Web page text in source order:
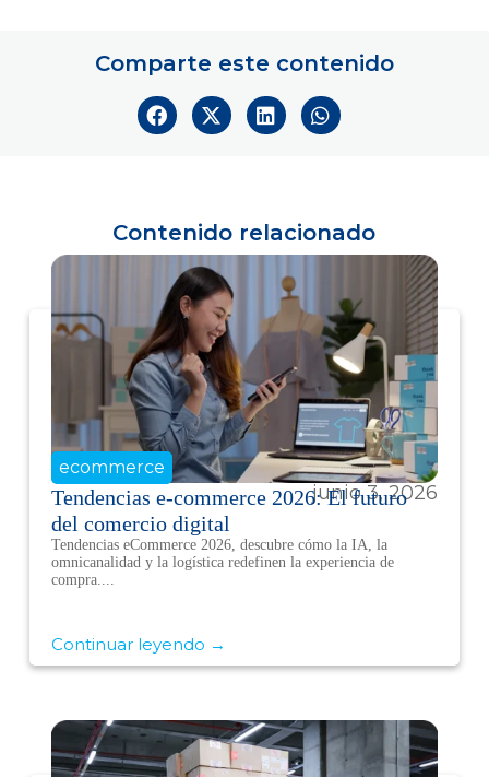
Comparte este contenido
Contenido relacionado
junio 3, 2026
ecommerce
Tendencias e-commerce 2026: El futuro
del comercio digital
Tendencias eCommerce 2026, descubre cómo la IA, la
omnicanalidad y la logística redefinen la experiencia de
compra....
Continuar leyendo →